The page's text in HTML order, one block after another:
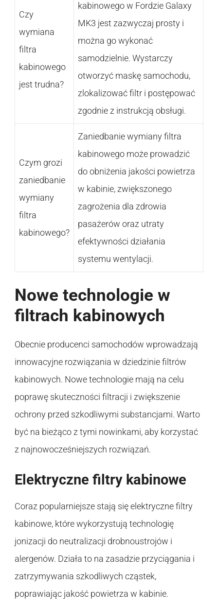
Czy
wymiana
filtra
kabinowego
jest trudna?
kabinowego w Fordzie Galaxy
MK3 jest zazwyczaj prosty i
można go wykonać
samodzielnie. Wystarczy
otworzyć maskę samochodu,
zlokalizować filtr i postępować
zgodnie z instrukcją obsługi.
Czym grozi
zaniedbanie
wymiany
filtra
kabinowego?
Zaniedbanie wymiany filtra
kabinowego może prowadzić
do obniżenia jakości powietrza
w kabinie, zwiększonego
zagrożenia dla zdrowia
pasażerów oraz utraty
efektywności działania
systemu wentylacji.
Nowe technologie w
filtrach kabinowych
Obecnie producenci samochodów wprowadzają
innowacyjne rozwiązania w dziedzinie filtrów
kabinowych. Nowe technologie mają na celu
poprawę skuteczności filtracji i zwiększenie
ochrony przed szkodliwymi substancjami. Warto
być na bieżąco z tymi nowinkami, aby korzystać
z najnowocześniejszych rozwiązań.
Elektryczne filtry kabinowe
Coraz popularniejsze stają się elektryczne filtry
kabinowe, które wykorzystują technologię
jonizacji do neutralizacji drobnoustrojów i
alergenów. Działa to na zasadzie przyciągania i
zatrzymywania szkodliwych cząstek,
poprawiając jakość powietrza w kabinie.